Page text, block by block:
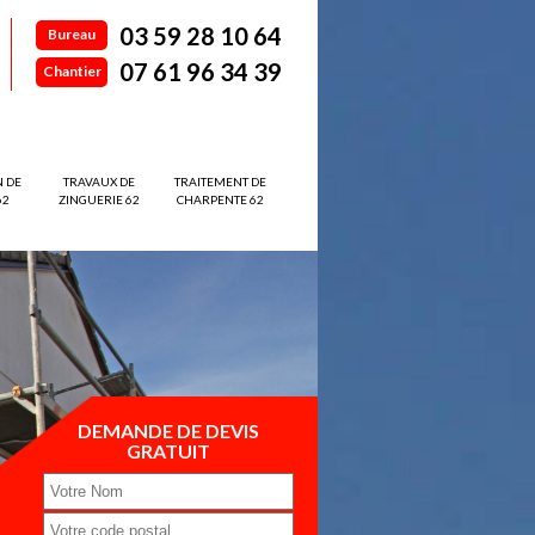
Bureau 03 59 28 10 64
Chantier 07 61 96 34 39
DE
TRAVAUX DE
ZINGUERIE 62
TRAITEMENT DE
CHARPENTE 62
DEMANDE DE DEVIS
GRATUIT